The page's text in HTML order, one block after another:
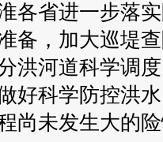
各省进一步落
备，加大巡堤
洪河道科学调
好科学防控洪
尚未发生大的